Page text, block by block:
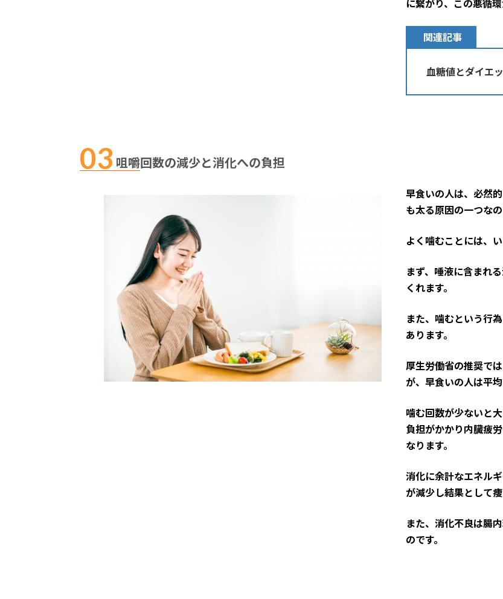
に繋がり、この悪循
関連記事
血糖値とダイエ
咀嚼回数の減少と消化への負担
早食いの人は、必然
も太る原因の一つなの
よく噛むことには、
まず、唾液に含まれ
くれます。
また、噛むという行
あります。
厚生労働省の推奨で
が、早食いの人は平
噛む回数が少ないと
負担がかかり内臓疲
なります。
消化に余計なエネル
が減少し結果として
また、消化不良は腸
のです。